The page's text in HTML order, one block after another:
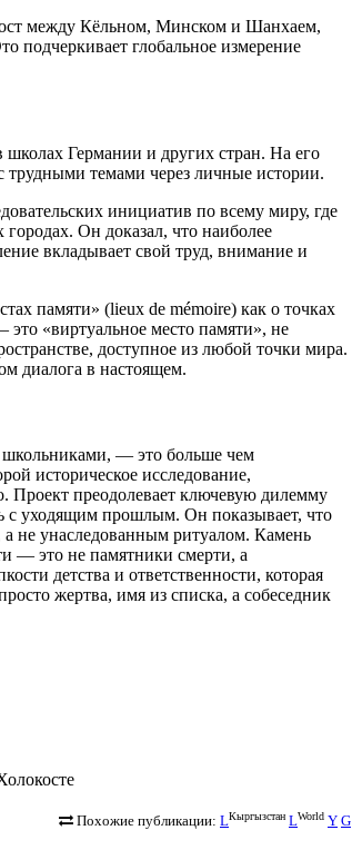
между Кёльном, Минском и Шанхаем,
подчеркивает глобальное измерение
школах Германии и других стран. На его
трудными темами через личные истории.
инициатив по всему миру, где
Он доказал, что наиболее
вкладывает свой труд, внимание и
памяти» (lieux de mémoire) как о точках
«виртуальное место памяти», не
доступное из любой точки мира.
диалога в настоящем.
школьниками, — это больше чем
историческое исследование,
Проект преодолевает ключевую дилемму
с уходящим прошлым. Он показывает, что
а не унаследованным ритуалом. Камень
— это не памятники смерти, а
детства и ответственности, которая
жертва, имя из списка, а собеседник
Похожие публикации: LКыргызстан LWorld Y G